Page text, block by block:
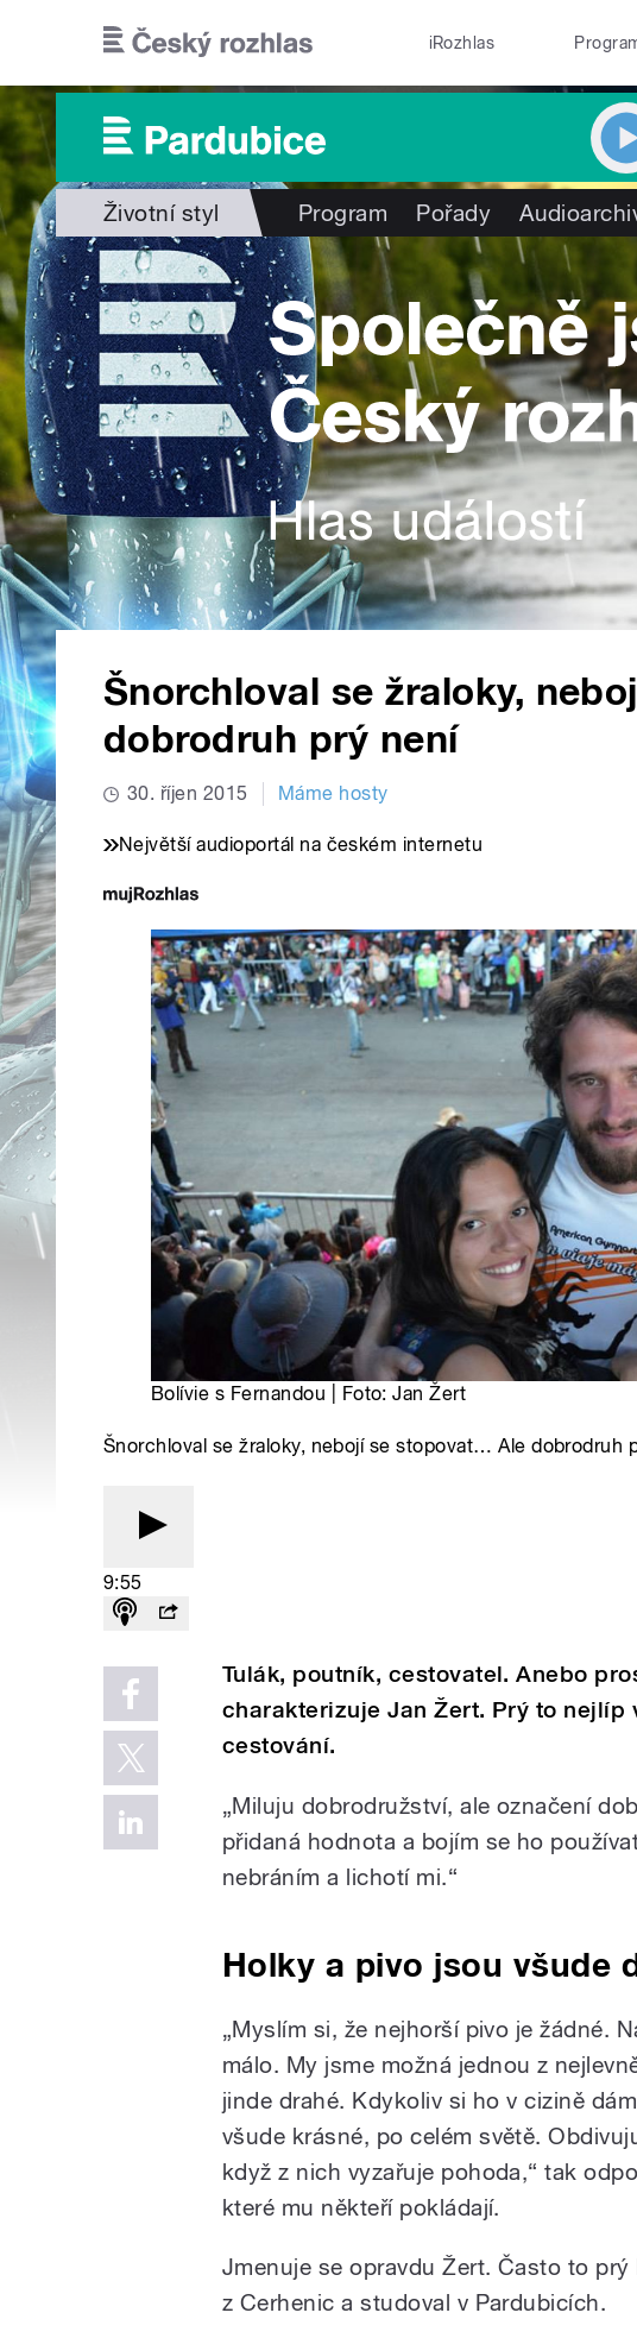
iRozhlas
Životní styl Program Pořady
Šnorchloval se žraloky,
dobrodruh prý není
30. říjen 2015 Máme hosty
Největší audioportál na českém internetu
Bolívie s Fernandou | Foto: Jan Žert
Šnorchloval se žraloky, nebojí se stopovat… Ale dobrodruh
9:55
Tulák, poutník, cestovatel. Anebo
charakterizuje Jan Žert. Prý to nejlíp
cestování.
„Miluju dobrodružství, ale označení
přidaná hodnota a bojím se ho
nebráním a lichotí mi.“
Holky a pivo jsou všude
„Myslím si, že nejhorší pivo je žádné.
málo. My jsme možná jednou z
jinde drahé. Kdykoliv si ho v cizině
všude krásné, po celém světě.
když z nich vyzařuje pohoda,“ tak
které mu někteří pokládají.
Jmenuje se opravdu Žert. Často to
z Cerhenic a studoval v Pardubicích.